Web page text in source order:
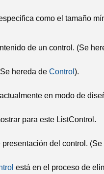
como el tamaño
de un control. (Se
hereda de Control ).
en modo de
para este ListControl .
del control. (Se
está en el proceso de